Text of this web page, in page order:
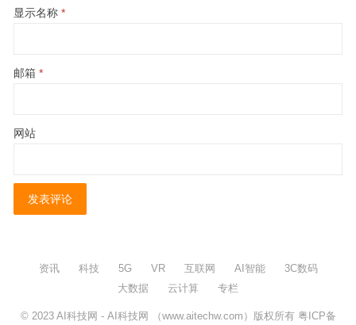
显示名称 *
邮箱 *
网站
资讯 科技 5G VR 互联网 AI智能
3C数码
大数据
云计算 专栏
© 2023 AI科技网 - AI科技网 （www.aitechw.com）版权所有粤ICP备